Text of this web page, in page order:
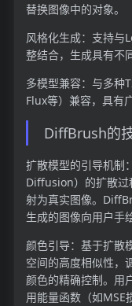
替换图像中的对象。
风格化生成：支持与
整结合，生成具有不
多模型兼容：与多种
Flux等）兼容，具有
DiffBrush的
扩散模型的引导机制
Diffusion）的扩散过
射为真实图像。
生成的图像向用户手
颜色引导：基于扩散
空间的高度相似性，
颜色的精确控制。用
用能量函数（如MSE